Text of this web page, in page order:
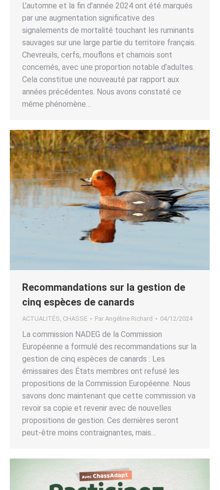
L’automne et la fin d’année 2024 ont été marqués
par une augmentation significative des
signalements de mortalité touchant les ruminants
sauvages sur une large partie du territoire français.
Chevreuils, cerfs, mouflons et chamois sont
concernés, avec une proportion notable d’adultes.
Cela constitue une nouveauté par rapport aux
années précédentes. Nous avons constaté ce
même phénomène…
Recommandations sur la gestion de
cinq espèces de canards
ACTUALITÉS CHASSE Par Angéline Richard 04/12/2024
La commission NADEG de la Commission
Européenne a formulé des recommandations sur la
gestion de cinq espèces de canards : Les
émissaires des États membres ont refusé les
propositions de la Commission Européenne. Nous
savons donc maintenant que cette commission va
revoir sa copie et revenir avec de nouvelles
propositions de gestion. Ces dernières seront
peut-être moins contraignantes, mais…